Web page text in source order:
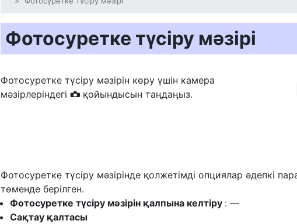
Фотосуретке түсіру мәзірі
Фотосуретке түсіру мәзірін көру үшін камера
мәзірлеріндегі C қойындысын таңдаңыз.
Фотосуретке түсіру мәзірінде қолжетімді опциялар әдепкі
төменде берілген.
Фотосуретке түсіру мәзірін қалпына келтіру : —
Сақтау қалтасы